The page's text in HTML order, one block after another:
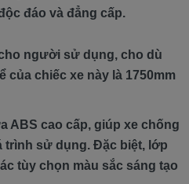
đáo và đẳng cấp.
người sử dụng, cho dù
chiếc xe này là 1750mm
ABS cao cấp, giúp xe chống
trình sử dụng. Đặc biệt, lớp
tùy chọn màu sắc sáng tạo